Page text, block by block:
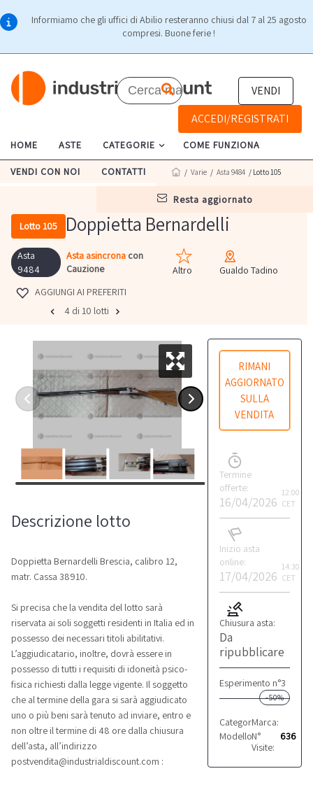
Informiamo che gli uffici di Abilio resteranno chiusi dal 7 al 25 agosto
compresi. Buone ferie !
VENDI
ACCEDI/REGISTRATI
HOME ASTE CATEGORIE COME FUNZIONA
VENDI CON NOI CONTATTI
resta aggiornato
/ Varie / Asta 9484 / Lotto 105
Lotto 105 Doppietta Bernardelli
Asta
9484
Asta asincrona con
Cauzione
Altro
Gualdo Tadino
AGGIUNGI AI PREFERITI
4 di 10 lotti
RIMANI
AGGIORNATO
SULLA
VENDITA
Termine
offerte:
16/04/2026
12:00
CET
Inizio asta
online:
17/04/2026
14:30
CET
Chiusura asta:
Da
ripubblicare
Esperimento n°3
-50%
Categoria: Altro
Marca:
Modello: calibro 12
N°
Visite:
636
Descrizione lotto
Doppietta Bernardelli Brescia, calibro 12,
matr. Cassa 38910.
Si precisa che la vendita del lotto sarà
riservata ai soli soggetti residenti in Italia ed in
possesso dei necessari titoli abilitativi.
L’aggiudicatario, inoltre, dovrà essere in
possesso di tutti i requisiti di idoneità psico-
fisica richiesti dalla legge vigente. Il soggetto
che al termine della gara si sarà aggiudicato
uno o più beni sarà tenuto ad inviare, entro e
non oltre il termine di 48 ore dalla chiusura
dell’asta, all’indirizzo
postvendita@industrialdiscount.com :